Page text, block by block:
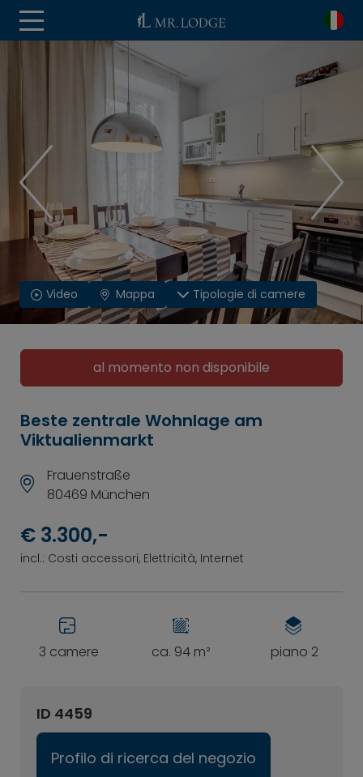
Video Mappa Tipologie di camere
al momento non disponibile
Beste zentrale Wohnlage am
Viktualienmarkt
Frauenstraße
80469 München
€ 3.300,-
incl.: Costi accessori, Elettricità, Internet
3 camere ca. 94 m² piano 2
ID 4459
Profilo di ricerca del negozio